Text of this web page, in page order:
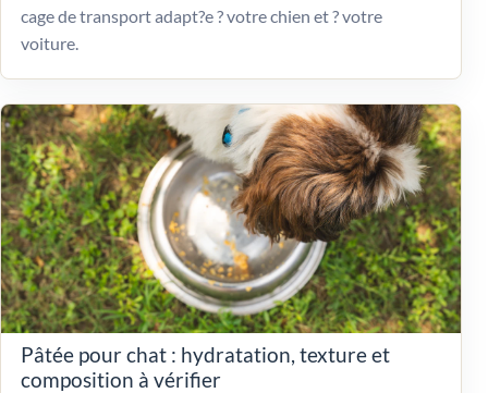
cage de transport adapt?e ? votre chien et ? votre
voiture.
Pâtée pour chat : hydratation, texture et
composition à vérifier